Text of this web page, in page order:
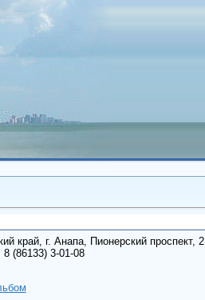
край, г. Анапа, Пионерский проспект, 2
(86133) 3-01-08